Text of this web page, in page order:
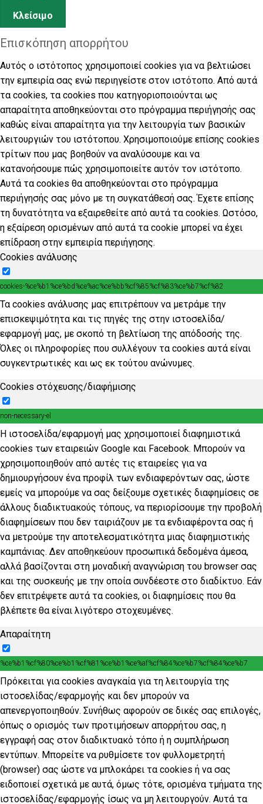
Κλείσιμο
Επισκόπηση απορρήτου
Αυτός ο ιστότοπος χρησιμοποιεί cookies για να βελτιώσει
την εμπειρία σας ενώ περιηγείστε στον ιστότοπο. Από αυτά
τα cookies, τα cookies που κατηγοριοποιούνται ως
απαραίτητα αποθηκεύονται στο πρόγραμμα περιήγησής σας
καθώς είναι απαραίτητα για την λειτουργία των βασικών
λειτουργιών του ιστότοπου. Χρησιμοποιούμε επίσης cookies
τρίτων που μας βοηθούν να αναλύσουμε και να
κατανοήσουμε πώς χρησιμοποιείτε αυτόν τον ιστότοπο.
Αυτά τα cookies θα αποθηκεύονται στο πρόγραμμα
περιήγησής σας μόνο με τη συγκατάθεσή σας. Έχετε επίσης
τη δυνατότητα να εξαιρεθείτε από αυτά τα cookies. Ωστόσο,
η εξαίρεση ορισμένων από αυτά τα cookie μπορεί να έχει
επίδραση στην εμπειρία περιήγησης.
Cookies ανάλυσης
cookies-%ce%b1%ce%bd%ce%ac%ce%bb%cf%85%cf%83%ce%b7%cf%82
Τα cookies ανάλυσης μας επιτρέπουν να μετράμε την
επισκεψιμότητα και τις πηγές της στην ιστοσελίδα/
εφαρμογή μας, με σκοπό τη βελτίωση της απόδοσής της.
Όλες οι πληροφορίες που συλλέγουν τα cookies αυτά είναι
συγκεντρωτικές και ως εκ τούτου ανώνυμες.
Cookies στόχευσης/διαφήμισης
non-necessary-el
Η ιστοσελίδα/εφαρμογή μας χρησιμοποιεί διαφημιστικά
cookies των εταιρειών Google και Facebook. Μπορούν να
χρησιμοποιηθούν από αυτές τις εταιρείες για να
δημιουργήσουν ένα προφίλ των ενδιαφερόντων σας, ώστε
εμείς να μπορούμε να σας δείξουμε σχετικές διαφημίσεις σε
άλλους διαδικτυακούς τόπους, να περιορίσουμε την προβολή
διαφημίσεων που δεν ταιριάζουν με τα ενδιαφέροντα σας ή
να μετρούμε την αποτελεσματικότητα μιας διαφημιστικής
καμπάνιας. Δεν αποθηκεύουν προσωπικά δεδομένα άμεσα,
αλλά βασίζονται στη μοναδική αναγνώριση του browser σας
και της συσκευής με την οποία συνδέεστε στο διαδίκτυο. Εάν
δεν επιτρέψετε αυτά τα cookies, οι διαφημίσεις που θα
βλέπετε θα είναι λιγότερο στοχευμένες.
Απαραίτητη
%ce%b1%cf%80%ce%b1%cf%81%ce%b1%ce%af%cf%84%ce%b7%cf%84%ce%b7
Πρόκειται για cookies αναγκαία για τη λειτουργία της
ιστοσελίδας/εφαρμογής και δεν μπορούν να
απενεργοποιηθούν. Συνήθως αφορούν σε δικές σας επιλογές,
όπως ο ορισμός των προτιμήσεων απορρήτου σας, η
εγγραφή σας στον διαδικτυακό τόπο ή η συμπλήρωση
εντύπων. Μπορείτε να ρυθμίσετε τον φυλλομετρητή
(browser) σας ώστε να μπλοκάρει τα cookies ή να σας
ειδοποιεί σχετικά με αυτά, όμως τότε, ορισμένα τμήματα της
ιστοσελίδας/εφαρμογής ίσως να μη λειτουργούν. Αυτά τα